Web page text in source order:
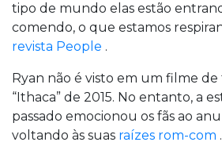
tipo de mundo elas estão
comendo, o que estamos
revista People .
Ryan não é visto em um filme
“Ithaca” de 2015. No entanto, a
passado emocionou os fãs ao
voltando às suas raízes rom-com .